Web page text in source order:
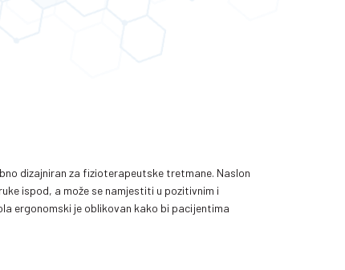
dizajniran za fizioterapeutske tretmane. Naslon
ispod, a može se namjestiti u pozitivnim i
ergonomski je oblikovan kako bi pacijentima